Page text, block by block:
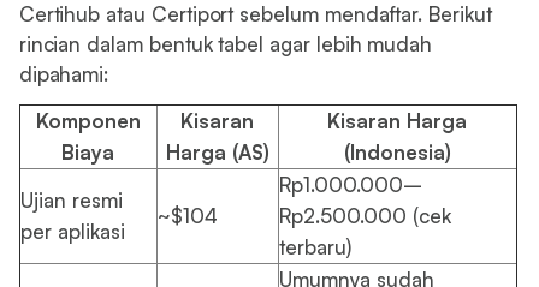
Certihub atau Certiport sebelum mendaftar. Berikut
rincian dalam bentuk tabel agar lebih mudah
dipahami:
Komponen
Biaya
Kisaran
Harga (AS)
Kisaran Harga
(Indonesia)
Ujian resmi
per aplikasi
~$104
Rp1.000.000–
Rp2.500.000 (cek
terbaru)
Umumnya sudah